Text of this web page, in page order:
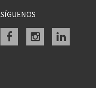
SÍGUENOS
Facebookinstagramlinkedin